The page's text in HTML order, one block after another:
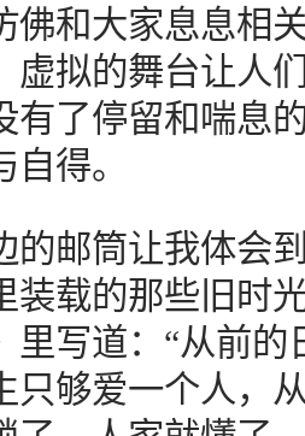
佛和大家息息相
虚拟的舞台让人
有了停留和喘息
得。
邮筒让我体会到
装载的那些旧时
里写道：“从前
只够爱一个人，